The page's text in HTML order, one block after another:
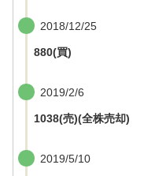
2018/12/25
880(買)
2019/2/6
1038(売)(全株売却)
2019/5/10